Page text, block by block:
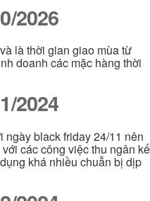
2026
là thời gian giao mùa từ
doanh các mặc hàng thời
2024
black friday 24/11 nên
các công việc thu ngân kế
khá nhiều chuẫn bị dịp